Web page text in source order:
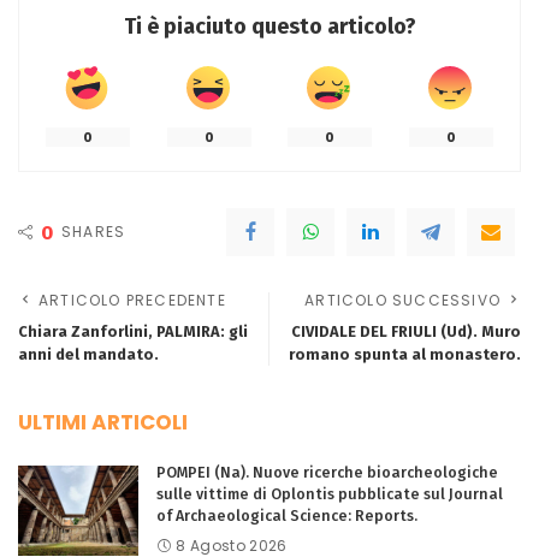
Ti è piaciuto questo articolo?
0 0 0 0
0 SHARES
ARTICOLO PRECEDENTE
Chiara Zanforlini, PALMIRA: gli
anni del mandato.
ARTICOLO SUCCESSIVO
CIVIDALE DEL FRIULI (Ud). Muro
romano spunta al monastero.
ULTIMI ARTICOLI
POMPEI (Na). Nuove ricerche bioarcheologiche
sulle vittime di Oplontis pubblicate sul Journal
of Archaeological Science: Reports.
8 Agosto 2026